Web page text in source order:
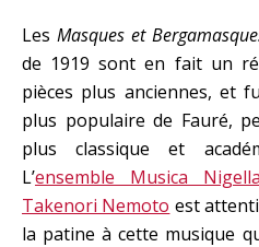
Les Masques et
de 1919 sont en fait un
pièces plus anciennes, et
plus populaire de Fauré,
plus classique et
L’ensemble Musica Nigella
Takenori Nemoto est
la patine à cette musique